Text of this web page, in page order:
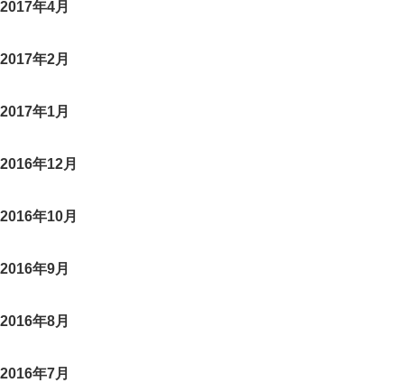
2017年4月
2017年2月
2017年1月
2016年12月
2016年10月
2016年9月
2016年8月
2016年7月